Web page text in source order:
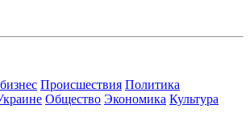
Происшествия Политика
Общество Экономика Культура